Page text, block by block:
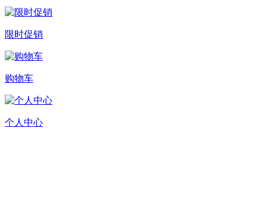
限时促销
购物车
个人中心